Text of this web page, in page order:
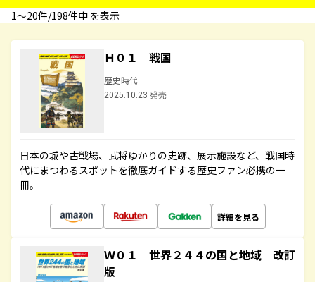
1〜20件/198件中 を表示
Ｈ０１ 戦国
歴史時代
2025.10.23 発売
日本の城や古戦場、武将ゆかりの史跡、展示施設など、戦国時
代にまつわるスポットを徹底ガイドする歴史ファン必携の一
冊。
詳細を見る
Ｗ０１ 世界２４４の国と地域 改訂
版